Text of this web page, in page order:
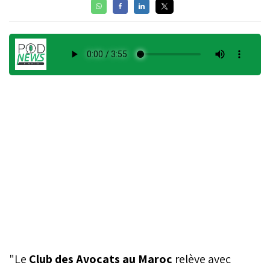
"Le Club des Avocats au Maroc relève avec